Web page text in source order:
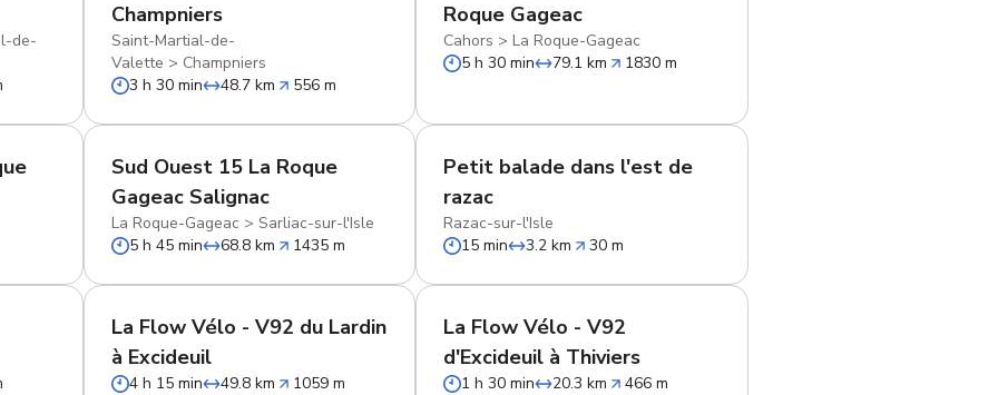
de-
Champniers
Saint-Martial-de-
Valette > Champniers
3 h 30 min
48.7 km 556 m
Roque Gageac
Cahors >La Roque-Gageac
5 h 30 min
79.1 km 1830 m
Sud Ouest 15 La Roque
Gageac Salignac
La Roque-Gageac > Sarliac-sur-l'Isle
5 h 45 min
68.8 km 1435 m
Petit balade dans l'est de
razac
Razac-sur-l'Isle
15 min
3.2 km 30 m
La Flow Vélo - V92 du Lardin
à Excideuil
4 h 15 min 49.8 km 1059 m
La Flow Vélo - V92
d'Excideuil à Thiviers
1 h 30 min 20.3 km 466 m